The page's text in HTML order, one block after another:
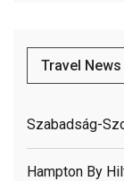
Travel
Szabadság-
Hampton By